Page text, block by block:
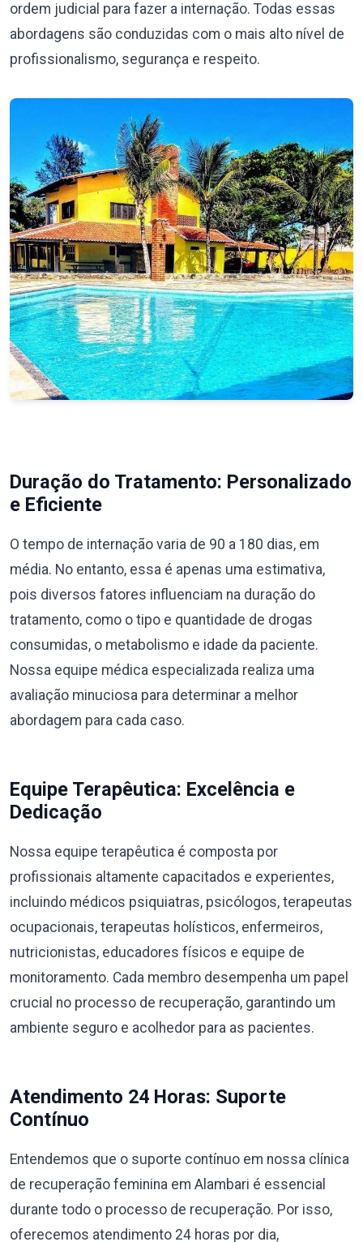
ordem judicial para fazer a internação. Todas essas
abordagens são conduzidas com o mais alto nível de
profissionalismo, segurança e respeito.
Duração do Tratamento: Personalizado
e Eficiente
O tempo de internação varia de 90 a 180 dias, em
média. No entanto, essa é apenas uma estimativa,
pois diversos fatores influenciam na duração do
tratamento, como o tipo e quantidade de drogas
consumidas, o metabolismo e idade da paciente.
Nossa equipe médica especializada realiza uma
avaliação minuciosa para determinar a melhor
abordagem para cada caso.
Equipe Terapêutica: Excelência e
Dedicação
Nossa equipe terapêutica é composta por
profissionais altamente capacitados e experientes,
incluindo médicos psiquiatras, psicólogos, terapeutas
ocupacionais, terapeutas holísticos, enfermeiros,
nutricionistas, educadores físicos e equipe de
monitoramento. Cada membro desempenha um papel
crucial no processo de recuperação, garantindo um
ambiente seguro e acolhedor para as pacientes.
Atendimento 24 Horas: Suporte
Contínuo
Entendemos que o suporte contínuo em nossa clínica
de recuperação feminina em Alambari é essencial
durante todo o processo de recuperação. Por isso,
oferecemos atendimento 24 horas por dia,